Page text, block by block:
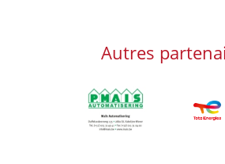
Autres
Afbeelding